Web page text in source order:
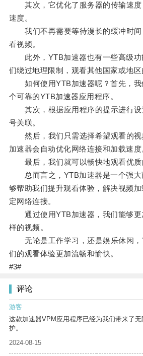
其次，它优化了服务器的传输速度
速度。
我们不再需要等待漫长的缓冲时间
看视频。
此外，YTB加速器也有一些高级功
们绕过地理限制，观看其他国家或地区
如何使用YTB加速器呢？首先，我
个可靠的YTB加速器应用程序。
其次，根据应用程序的提示进行设
号关联。
然后，我们只需选择希望观看的视
加速器会自动优化网络连接和加载速度
最后，我们就可以畅快地观看优质
总而言之，YTB加速器是一个强大
够帮助我们提升观看体验，解决视频
定网络连接。
通过使用YTB加速器，我们能够更
样的视频。
无论是工作学习，还是娱乐休闲，
们的观看体验更加流畅和愉快。
#3#
评论
游客
这款加速器VPM应用程序已经为我们带来了
护。
2024-08-15